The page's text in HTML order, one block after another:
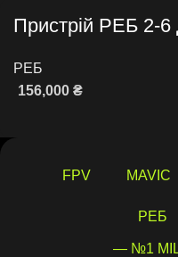
Пристрій РЕБ 2-6
РЕБ
156,000 ₴
FPV MAVIC
РЕБ
— №1